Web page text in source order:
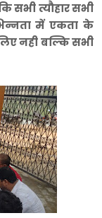
सभी त्यौहार सभी
में एकता के
नही बल्कि सभी